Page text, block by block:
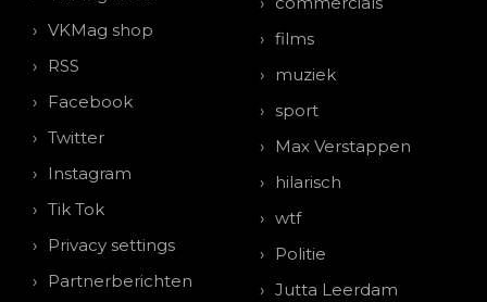
VKMag shop
RSS
Facebook
Twitter
Instagram
Tik Tok
Privacy settings
Partnerberichten
films
muziek
sport
Max Verstappen
hilarisch
wtf
Politie
Jutta Leerdam